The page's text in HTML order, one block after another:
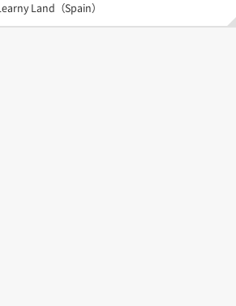
Learny Land（Spain）